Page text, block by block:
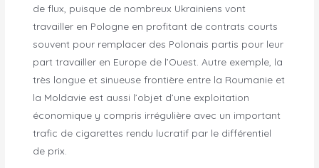
de flux, puisque de nombreux Ukrainiens vont
travailler en Pologne en profitant de contrats courts
souvent pour remplacer des Polonais partis pour leur
part travailler en Europe de l’Ouest. Autre exemple, la
très longue et sinueuse frontière entre la Roumanie et
la Moldavie est aussi l’objet d’une exploitation
économique y compris irrégulière avec un important
trafic de cigarettes rendu lucratif par le différentiel
de prix.